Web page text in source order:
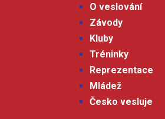
O veslování
Závody
Kluby
Tréninky
Reprezentace
Mládež
Česko vesluje